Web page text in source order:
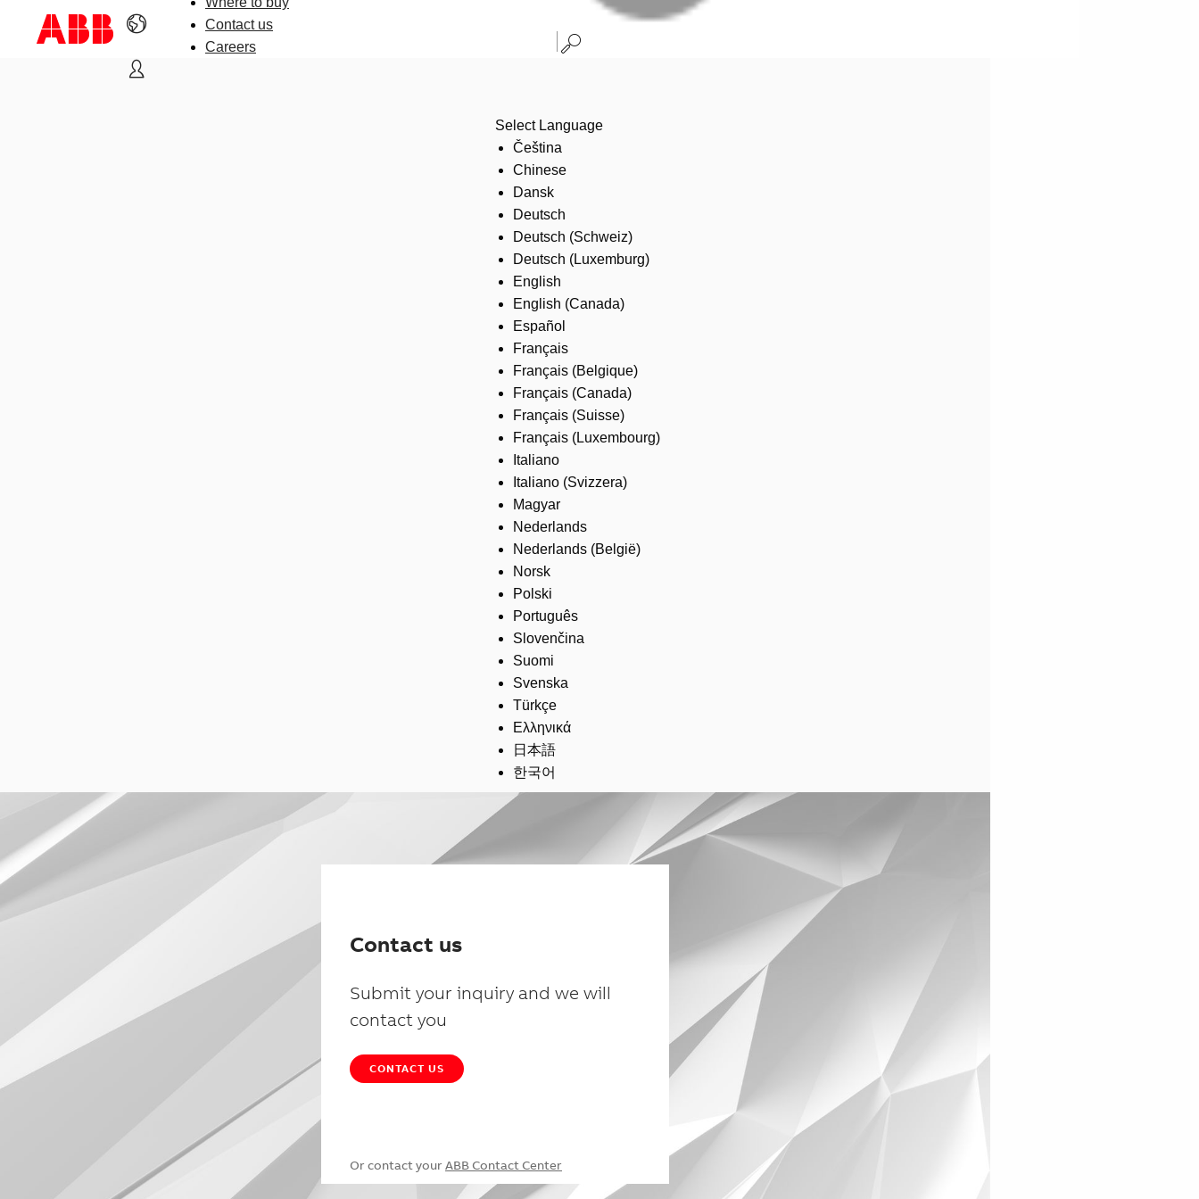
Contact us
Careers
Select Language
Čeština
Chinese
Dansk
Deutsch
Deutsch (Schweiz)
Deutsch (Luxemburg)
English
English (Canada)
Español
Français
Français (Belgique)
Français (Canada)
Français (Suisse)
Français (Luxembourg)
Italiano
Italiano (Svizzera)
Magyar
Nederlands
Nederlands (België)
Norsk
Polski
Português
Slovenčina
Suomi
Svenska
Türkçe
Ελληνικά
日本語
한국어
Contact us
Submit your inquiry and we will
contact you
CONTACT US
Or contact your ABB Contact Center